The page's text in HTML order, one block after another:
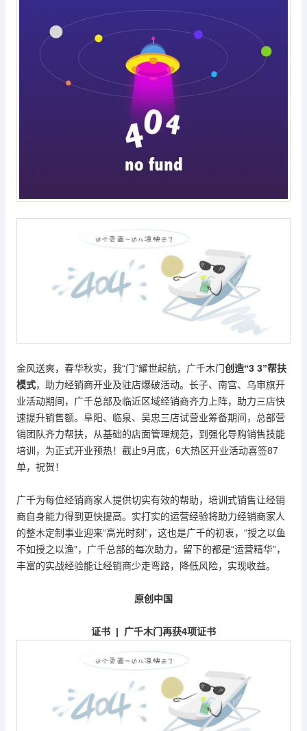
金风送爽，春华秋实，我“门”耀世起航，广千木门创造“3 3”帮扶
模式，助力经销商开业及驻店爆破活动。长子、南宫、乌审旗开
业活动期间，广千总部及临近区域经销商齐力上阵，助力三店快
速提升销售额。阜阳、临泉、吴忠三店试营业筹备期间，总部营
销团队齐力帮扶，从基础的店面管理规范，到强化导购销售技能
培训，为正式开业预热！截止9月底，6大热区开业活动喜签87
单，祝贺！
广千为每位经销商家人提供切实有效的帮助，培训式销售让经销
商自身能力得到更快提高。实打实的运营经验将助力经销商家人
的整木定制事业迎来“高光时刻”，这也是广千的初衷，“授之以鱼
不如授之以渔”，广千总部的每次助力，留下的都是“运营精华”，
丰富的实战经验能让经销商少走弯路，降低风险，实现收益。
原创中国
证书 | 广千木门再获4项证书